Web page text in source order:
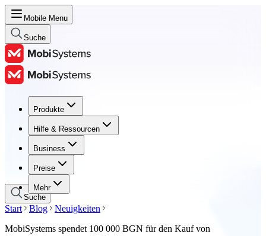
Mobile Menu
Suche
Produkte
Hilfe & Ressourcen
Business
Preise
Mehr
Produkte
Hilfe & Ressourcen
Business
Preise
Suche
Start Blog
Neuigkeiten
MobiSystems spendet 100 000 BGN für den Kauf von